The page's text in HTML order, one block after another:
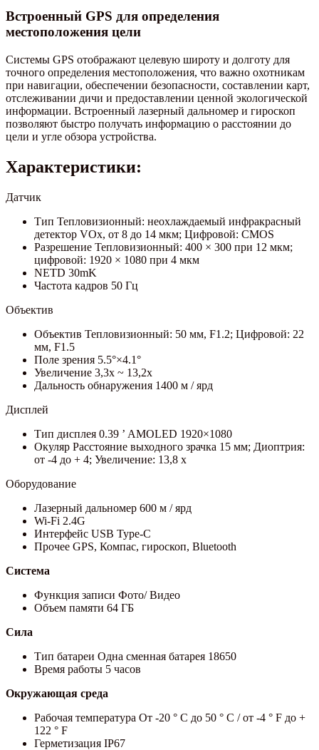
Встроенный GPS для определения
местоположения цели
Системы GPS отображают целевую широту и долготу для
точного определения местоположения, что важно охотникам
при навигации, обеспечении безопасности, составлении карт,
отслеживании дичи и предоставлении ценной экологической
информации. Встроенный лазерный дальномер и гироскоп
позволяют быстро получать информацию о расстоянии до
цели и угле обзора устройства.
Характеристики:
Датчик
Тип Тепловизионный: неохлаждаемый инфракрасный
детектор VOx, от 8 до 14 мкм; Цифровой: CMOS
Разрешение Тепловизионный: 400 × 300 при 12 мкм;
цифровой: 1920 × 1080 при 4 мкм
NETD 30mK
Частота кадров 50 Гц
Объектив
Объектив Тепловизионный: 50 мм, F1.2; Цифровой: 22
мм, F1.5
Поле зрения 5.5°×4.1°
Увеличение 3,3x ~ 13,2x
Дальность обнаружения 1400 м / ярд
Дисплей
Тип дисплея 0.39 ’ AMOLED 1920×1080
Окуляр Расстояние выходного зрачка 15 мм; Диоптрия:
от -4 до + 4; Увеличение: 13,8 x
Оборудование
Лазерный дальномер 600 м / ярд
Wi-Fi 2.4G
Интерфейс USB Type-C
Прочее GPS, Компас, гироскоп, Bluetooth
Система
Функция записи Фото/ Видео
Объем памяти 64 ГБ
Сила
Тип батареи Одна сменная батарея 18650
Время работы 5 часов
Окружающая среда
Рабочая температура От -20 ° C до 50 ° C / от -4 ° F до +
122 ° F
Герметизация IP67